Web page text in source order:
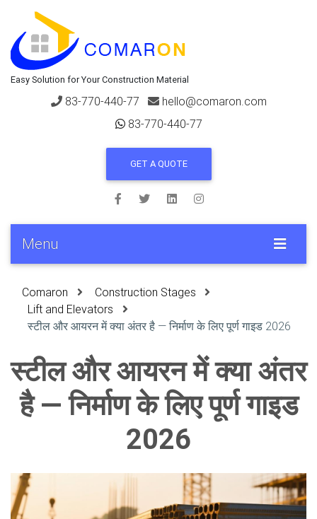
Easy Solution for Your Construction Material
83-770-440-77
hello@comaron.com
83-770-440-77
GET A QUOTE
Menu
Comaron
Construction Stages
Lift and Elevators
स्टील और आयरन में क्या अंतर है — निर्माण के लिए पूर्ण गाइड 2026
स्टील और आयरन में क्या अंतर
है — निर्माण के लिए पूर्ण गाइड
2026